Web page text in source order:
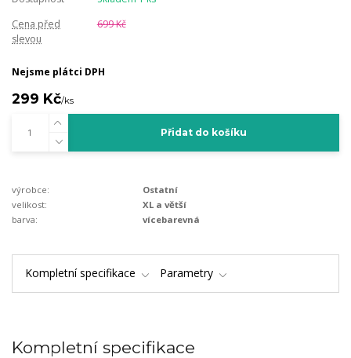
Cena před
slevou
699 Kč
Nejsme plátci DPH
299 Kč/ks
Přidat do košíku
výrobce:
Ostatní
velikost:
XL a větší
barva:
vícebarevná
Kompletní specifikace Parametry
Kompletní specifikace